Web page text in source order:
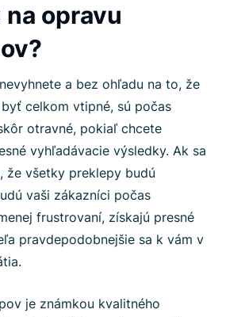
opravu
a bez ohľadu na to, že
celkom vtipné, sú počas
otravné, pokiaľ chcete
vyhľadávacie výsledky. Ak sa
že všetky preklepy budú
vaši zákazníci počas
frustrovaní, získajú presné
pravdepodobnejšie sa k vám v
je známkou kvalitného